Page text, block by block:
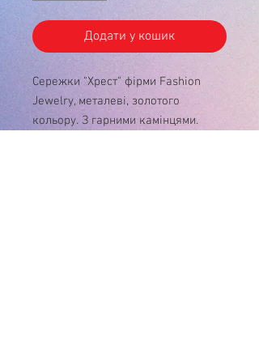
Додати у кошик
Сережки "Хрест" фірми Fashion
Jewelry, металеві, золотого
кольору. З гарними камінцями.